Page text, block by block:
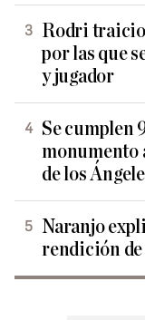
Rodri
por las que
y jugador
Se cumplen
monumento
de los
Naranjo
rendición de